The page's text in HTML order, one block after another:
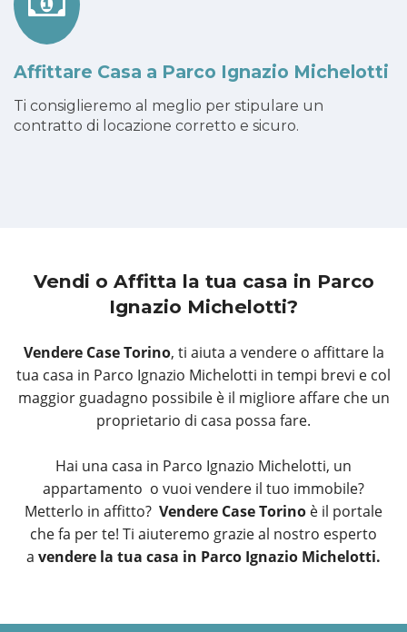
Affittare Casa a Parco Ignazio Michelotti
Ti consiglieremo al meglio per stipulare un
contratto di locazione corretto e sicuro.
Vendi o Affitta la tua casa in Parco
Ignazio Michelotti?
Vendere Case Torino, ti aiuta a vendere o affittare la
tua casa in Parco Ignazio Michelotti in tempi brevi e col
maggior guadagno possibile è il migliore affare che un
proprietario di casa possa fare.
Hai una casa in Parco Ignazio Michelotti, un
appartamento o vuoi vendere il tuo immobile?
Metterlo in affitto? Vendere Case Torino è il portale
che fa per te! Ti aiuteremo grazie al nostro esperto
a vendere la tua casa in Parco Ignazio Michelotti.